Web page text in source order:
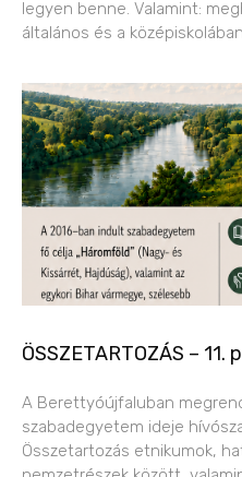
legyen benne. Valamint:
általános és a
ÖSSZETARTOZÁS –
A Berettyóújfaluban
szabadegyetem ideje
Összetartozás etnikumok,